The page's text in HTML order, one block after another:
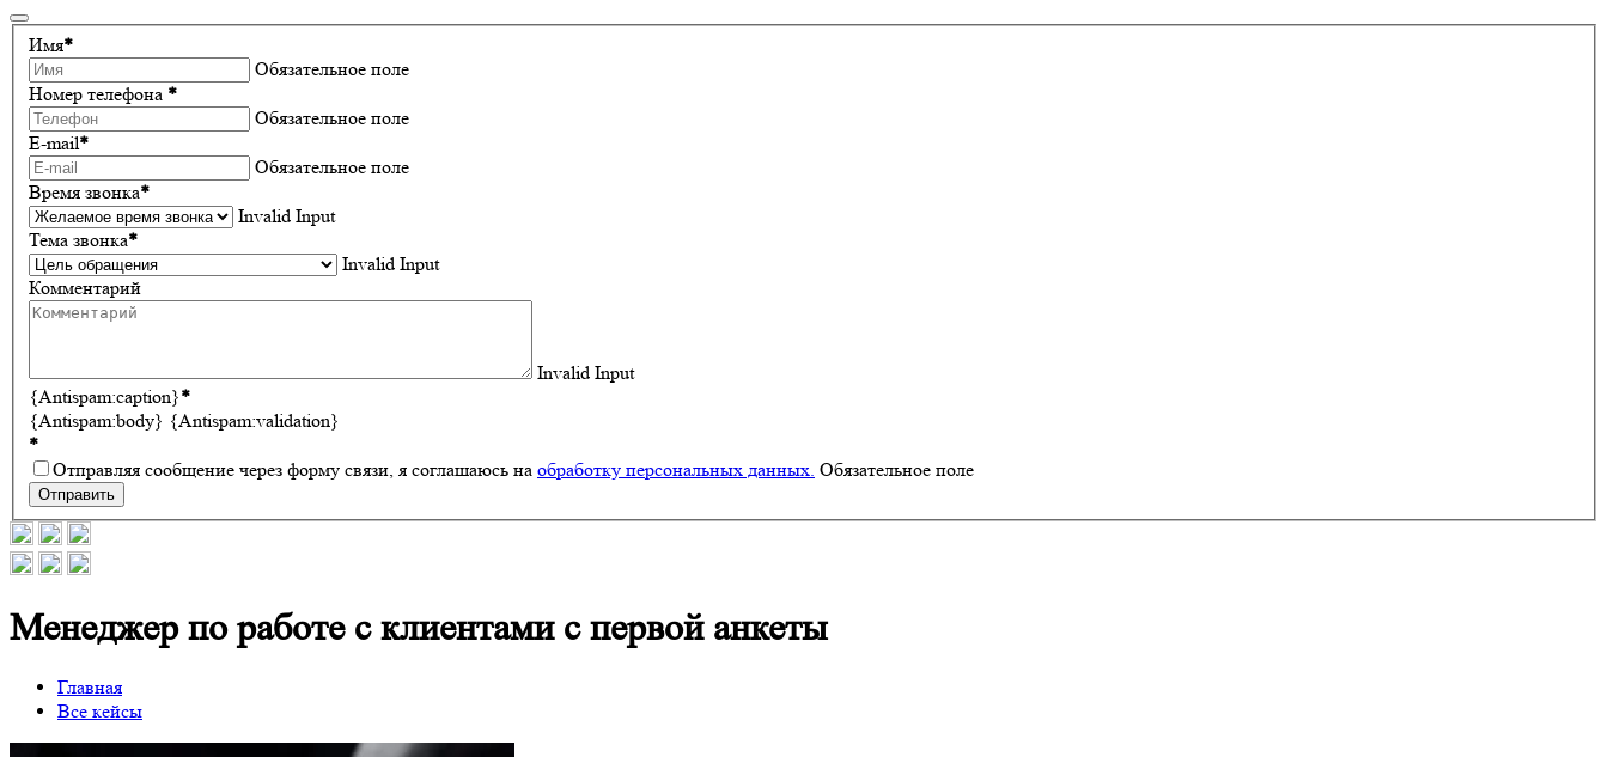
Имя*
Обязательное поле
Номер телефона *
Обязательное поле
E-mail*
Обязательное поле
Время звонка*
Invalid Input
Тема звонка*
Invalid Input
Комментарий
Invalid Input
{Antispam:caption}*
{Antispam:body} {Antispam:validation}
*
Отправляя сообщение через форму связи, я соглашаюсь на обработку персональных данных. Обязательное поле
Отправить
Менеджер по работе с клиентами с первой анкеты
Главная
Все кейсы